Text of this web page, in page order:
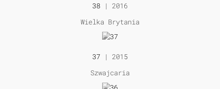
38 | 2016
Wielka Brytania
37 | 2015
Szwajcaria